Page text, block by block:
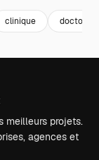
clinique doctor
meilleurs projets.
agences et